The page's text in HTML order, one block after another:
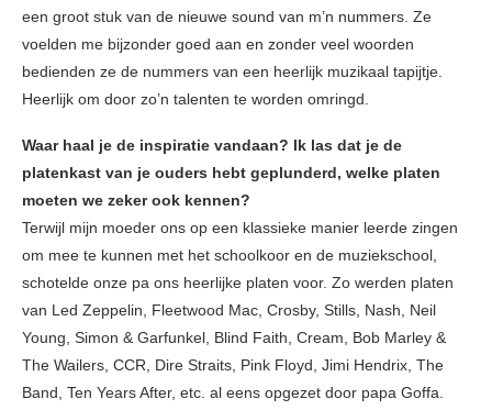
een groot stuk van de nieuwe sound van m’n nummers. Ze
voelden me bijzonder goed aan en zonder veel woorden
bedienden ze de nummers van een heerlijk muzikaal tapijtje.
Heerlijk om door zo’n talenten te worden omringd.
Waar haal je de inspiratie vandaan? Ik las dat je de
platenkast van je ouders hebt geplunderd, welke platen
moeten we zeker ook kennen?
Terwijl mijn moeder ons op een klassieke manier leerde zingen
om mee te kunnen met het schoolkoor en de muziekschool,
schotelde onze pa ons heerlijke platen voor. Zo werden platen
van Led Zeppelin, Fleetwood Mac, Crosby, Stills, Nash, Neil
Young, Simon & Garfunkel, Blind Faith, Cream, Bob Marley &
The Wailers, CCR, Dire Straits, Pink Floyd, Jimi Hendrix, The
Band, Ten Years After, etc. al eens opgezet door papa Goffa.